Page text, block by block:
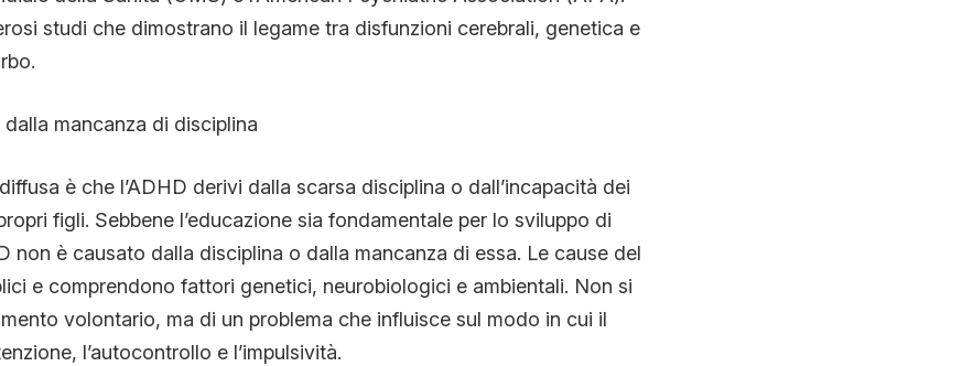
studi che dimostrano il legame tra disfunzioni cerebrali, genetica e
dalla mancanza di disciplina
è che l’ADHD derivi dalla scarsa disciplina o dall’incapacità dei
figli. Sebbene l’educazione sia fondamentale per lo sviluppo di
non è causato dalla disciplina o dalla mancanza di essa. Le cause del
e comprendono fattori genetici, neurobiologici e ambientali. Non si
volontario, ma di un problema che influisce sul modo in cui il
l’autocontrollo e l’impulsività.